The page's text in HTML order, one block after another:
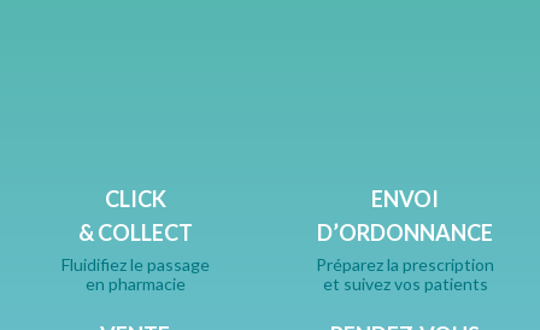
CLICK
& COLLECT
Fluidifiez le passage
en pharmacie
ENVOI
D’ORDONNANCE
Préparez la prescription
et suivez vos patients